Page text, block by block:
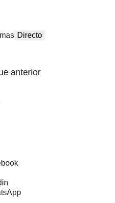
Directo
anterior